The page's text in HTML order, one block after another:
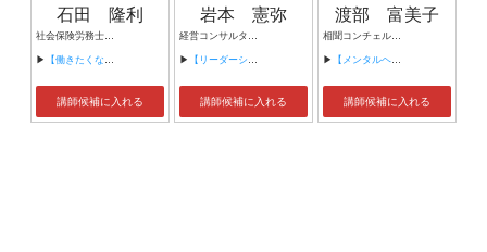
石田 隆利
社会保険労務士法人リライエ 代表 株式会社リライエ 代表取締役 ハイブリッド社労士®
▶ 【働きたくなる会社の作り方】
講師候補に入れる
岩本 憲弥
経営コンサルタント
▶ 【リーダーシップ研修】
講師候補に入れる
渡部 富美子
相聞コンチェルト 代表取締役 アクティブカウンセラー 産業カウンセラー キャリアコンサルタント 交流分析士 第一種衛星管理者 健康経営アドバイザー
▶ 【メンタルヘルスが組織を強くする。】
講師候補に入れる